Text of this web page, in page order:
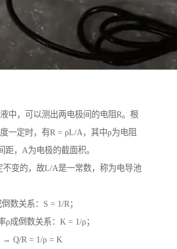
中，可以测出两电极间的电阻R。根
一定时，有R = ρL/A，其中ρ为电阻
距，A为电极的截面积。
不变的，故L/A是一常数，称为电导池
数关系：S = 1/R；
ρ成倒数关系：K = 1/ρ；
→ Q/R = 1/ρ = K